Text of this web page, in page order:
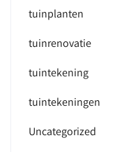
tuinplanten
tuinrenovatie
tuintekening
tuintekeningen
Uncategorized